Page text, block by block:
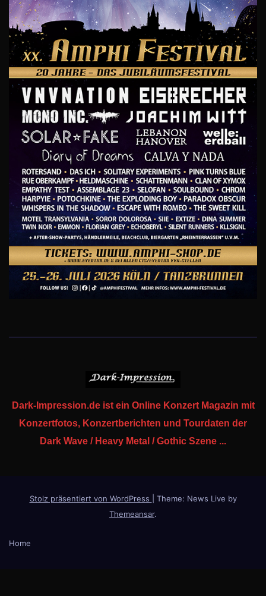
Dark-Impression.de ist ein Online Konzert Magazin mit
Konzertfotos, Konzertberichten und Tourdaten der
Dark Wave / Heavy Metal / Gothic Szene ...
Stolz präsentiert von WordPress
Theme: News Live by
Themeansar.
Home